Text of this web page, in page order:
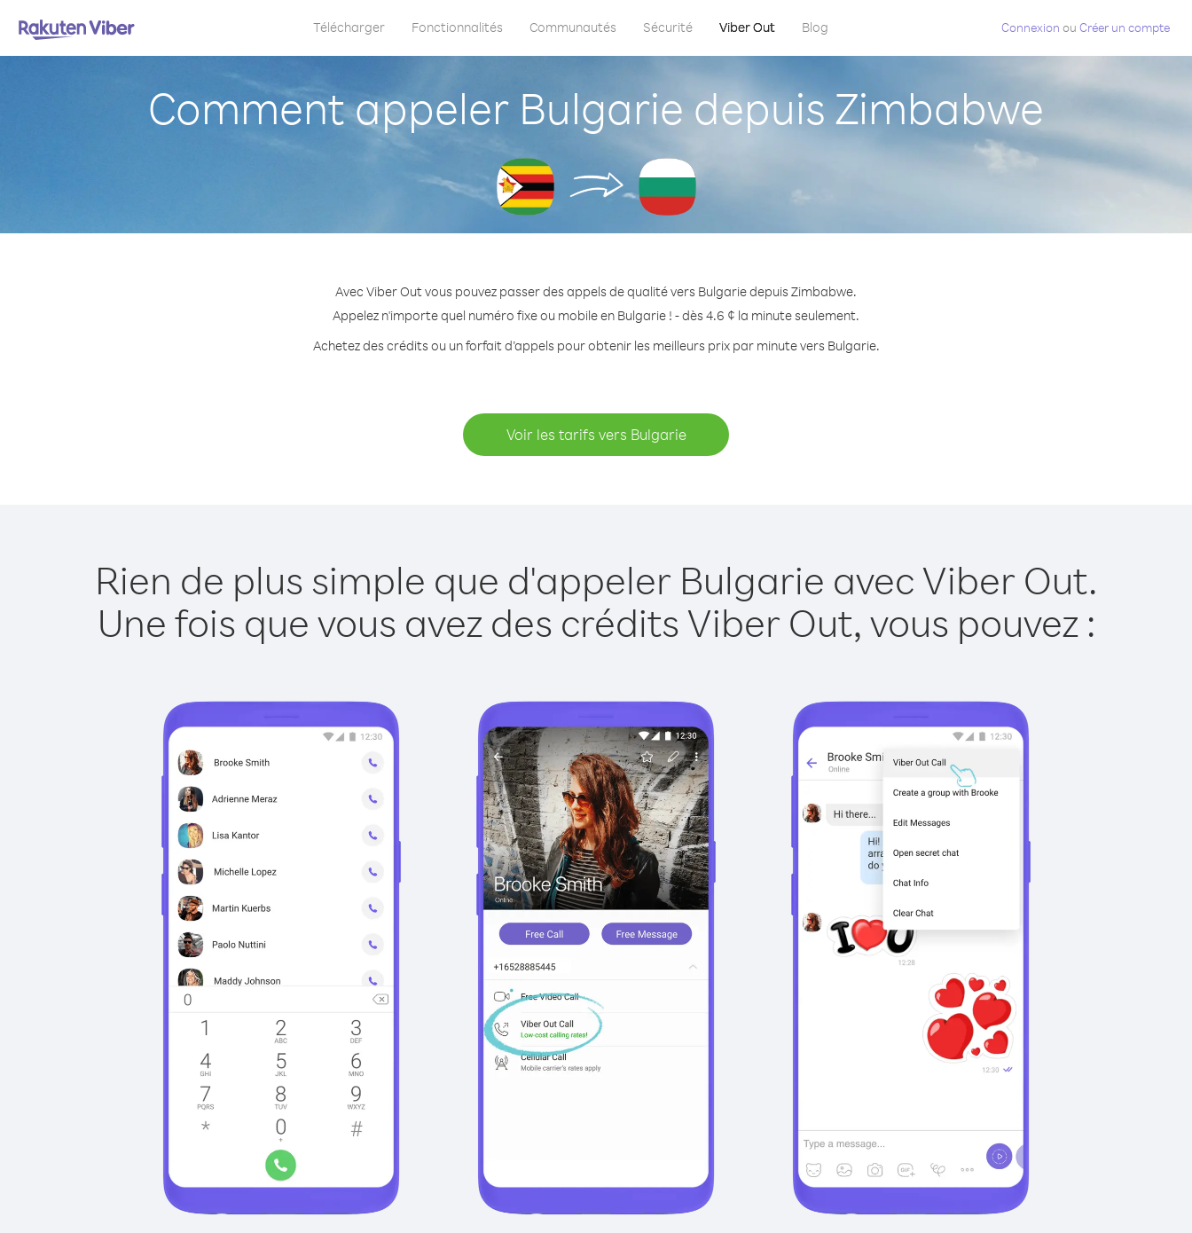
Télécharger Fonctionnalités Communautés Sécurité Viber Out Blog Connexion ou Créer un compte
Comment appeler Bulgarie depuis Zimbabwe
Avec Viber Out vous pouvez passer des appels de qualité vers Bulgarie depuis Zimbabwe.
Appelez n'importe quel numéro fixe ou mobile en Bulgarie ! - dès 4.6 ¢ la minute seulement.
Achetez des crédits ou un forfait d’appels pour obtenir les meilleurs prix par minute vers Bulgarie.
Voir les tarifs vers Bulgarie
Rien de plus simple que d'appeler Bulgarie avec Viber Out.
Une fois que vous avez des crédits Viber Out, vous pouvez :